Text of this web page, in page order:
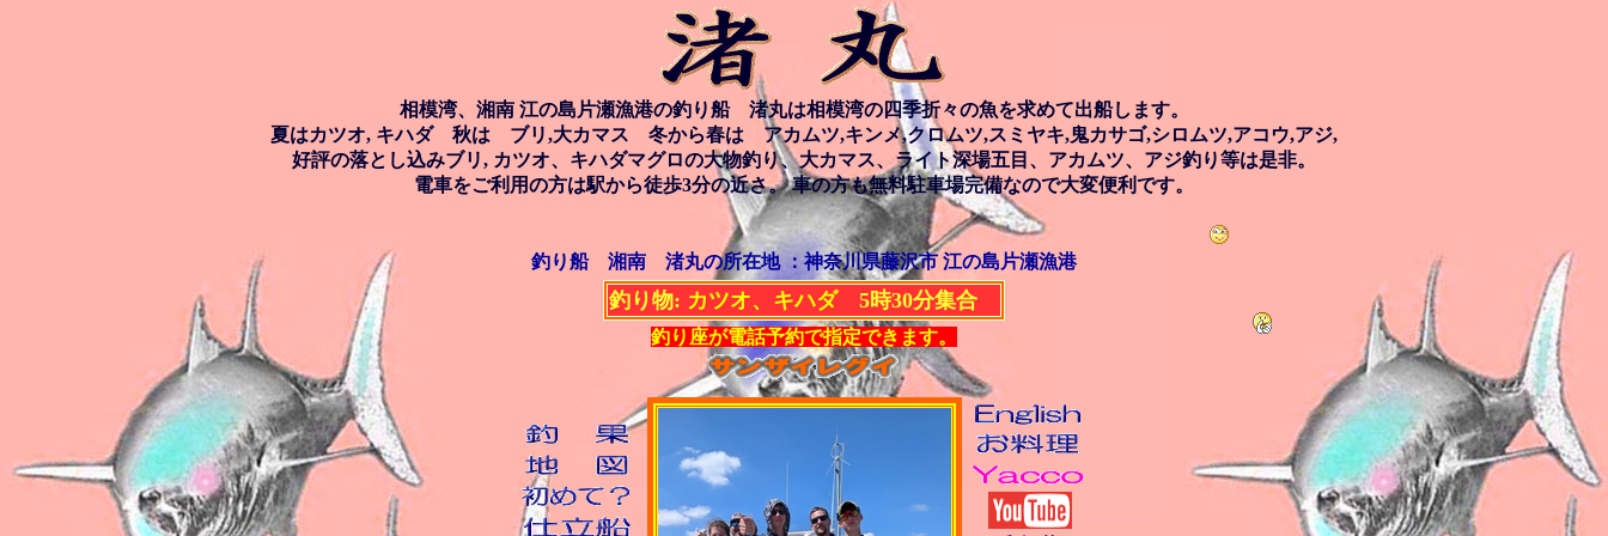
相模湾、湘南 江の島片瀬漁港の釣り船 渚丸は相模湾の四季折々の魚を求めて出船します。
夏はカツオ, キハダ 秋は ブリ,大カマス 冬から春は アカムツ,キンメ,クロムツ,スミヤキ,鬼カサゴ,シロムツ,アコウ,アジ,
好評の落とし込みブリ, カツオ、キハダマグロの大物釣り、大カマス、ライト深場五目、アカムツ、アジ釣り等は是非。
電車をご利用の方は駅から徒歩3分の近さ。 車の方も無料駐車場完備なので大変便利です。
釣り船 湘南 渚丸の所在地 ：神奈川県藤沢市 江の島片瀬漁港
釣り物: カツオ、キハダ 5時30分集合
釣り座が電話予約で指定できます。